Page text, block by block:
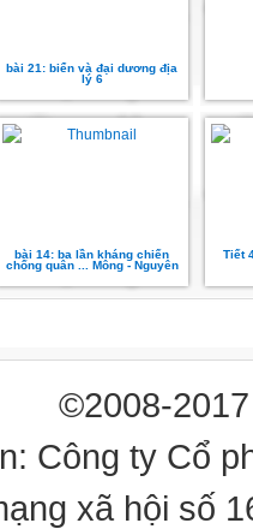
Bắc
bài 21: biển và đại dương địa
lý 6
bài 14: ba lần kháng chiến
chống quân ... Mông - Nguyên
Tiết
©2008-
Công ty Cổ
xã hội số